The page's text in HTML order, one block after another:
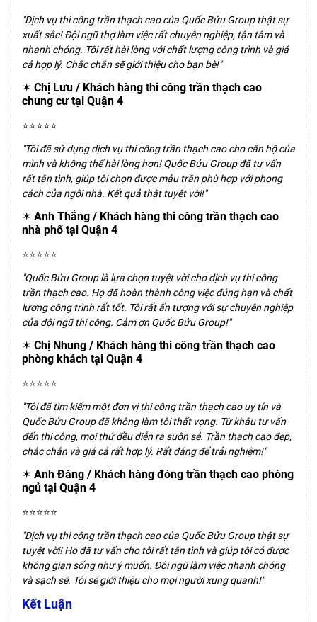
"Dịch vụ thi công trần thạch cao của Quốc Bửu Group thật sự
xuất sắc! Đội ngũ thợ làm việc rất chuyên nghiệp, tận tâm và
nhanh chóng. Tôi rất hài lòng với chất lượng công trình và giá
cả hợp lý. Chắc chắn sẽ giới thiệu cho bạn bè!"
✶ Chị Lưu / Khách hàng thi công trần thạch cao
chung cư tại Quận 4
⭐️⭐️⭐️⭐️⭐️
"Tôi đã sử dụng dịch vụ thi công trần thạch cao cho căn hộ của
mình và không thể hài lòng hơn! Quốc Bửu Group đã tư vấn
rất tận tình, giúp tôi chọn được mẫu trần phù hợp với phong
cách của ngôi nhà. Kết quả thật tuyệt vời!"
✶ Anh Thắng / Khách hàng thi công trần thạch cao
nhà phố tại Quận 4
⭐️⭐️⭐️⭐️⭐️
"Quốc Bửu Group là lựa chọn tuyệt vời cho dịch vụ thi công
trần thạch cao. Họ đã hoàn thành công việc đúng hạn và chất
lượng công trình rất tốt. Tôi rất ấn tượng với sự chuyên nghiệp
của đội ngũ thi công. Cảm ơn Quốc Bửu Group!"
✶ Chị Nhung / Khách hàng thi công trần thạch cao
phòng khách tại Quận 4
⭐️⭐️⭐️⭐️⭐️
"Tôi đã tìm kiếm một đơn vị thi công trần thạch cao uy tín và
Quốc Bửu Group đã không làm tôi thất vọng. Từ khâu tư vấn
đến thi công, mọi thứ đều diễn ra suôn sẻ. Trần thạch cao đẹp,
chắc chắn và giá cả rất hợp lý. Rất đáng để trải nghiệm!"
✶ Anh Đăng / Khách hàng đóng trần thạch cao phòng
ngủ tại Quận 4
⭐️⭐️⭐️⭐️⭐️
"Dịch vụ thi công trần thạch cao của Quốc Bửu Group thật sự
tuyệt vời! Họ đã tư vấn cho tôi rất tận tình và giúp tôi có được
không gian sống như ý muốn. Đội ngũ làm việc nhanh chóng
và sạch sẽ. Tôi sẽ giới thiệu cho mọi người xung quanh!"
Kết Luận